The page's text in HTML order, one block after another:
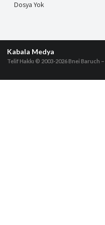
Dosya Yok
Kabala Medya
Telif Hakkı © 2003-2026Bnei Baruch –